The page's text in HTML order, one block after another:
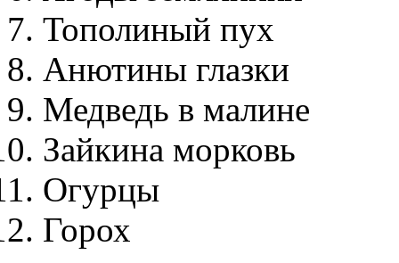
Тополиный пух
Анютины глазки
Медведь в малине
Зайкина морковь
Огурцы
Горох